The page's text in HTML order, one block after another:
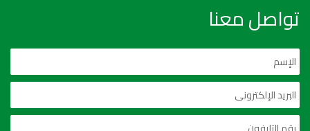
تواصل معنا